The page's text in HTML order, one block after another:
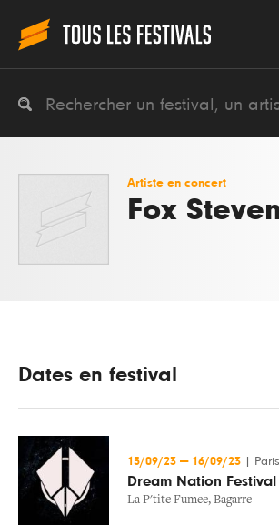
Artiste en concert
Fox
Dates en festival
15/09/23 — 16/09/23
Dream Nation Festival
La P'tite Fumee, Bagarre